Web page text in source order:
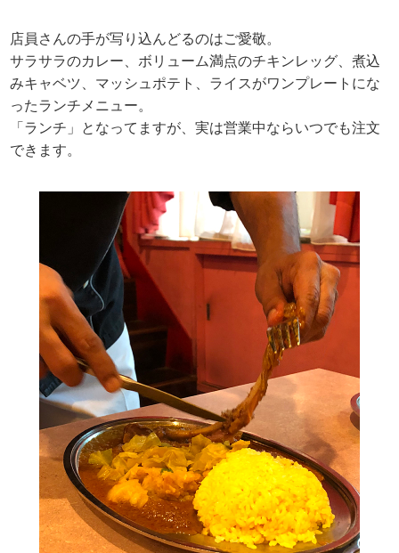
店員さんの手が写り込んどるのはご愛敬。
サラサラのカレー、ボリューム満点のチキンレッグ、煮込
みキャベツ、マッシュポテト、ライスがワンプレートにな
ったランチメニュー。
「ランチ」となってますが、実は営業中ならいつでも注文
できます。